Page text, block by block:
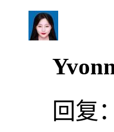
回复：